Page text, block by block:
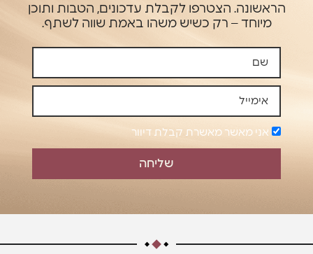
הראשונה. הצטרפו לקבלת עדכונים, הטבות ותוכן
מיוחד – רק כשיש משהו באמת שווה לשתף.
אני מאשר מאשרת קבלת דיוור
שליחה